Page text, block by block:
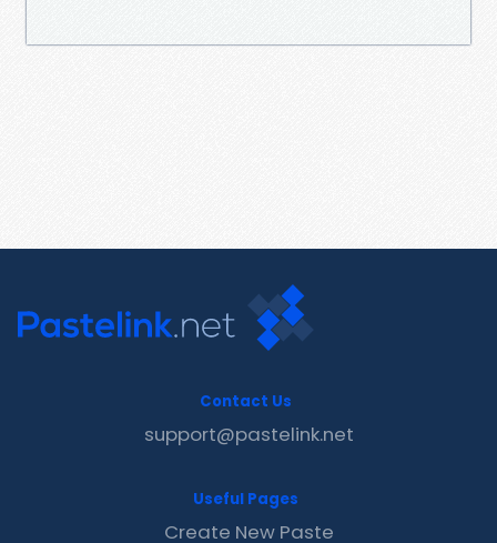
Contact Us
support@pastelink.net
Useful Pages
Create New Paste